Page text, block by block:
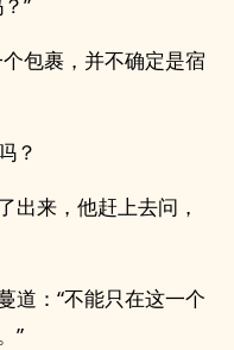
包裹，并不确定是宿
？
出来，他赶上去问，
道：“不能只在这一个
”